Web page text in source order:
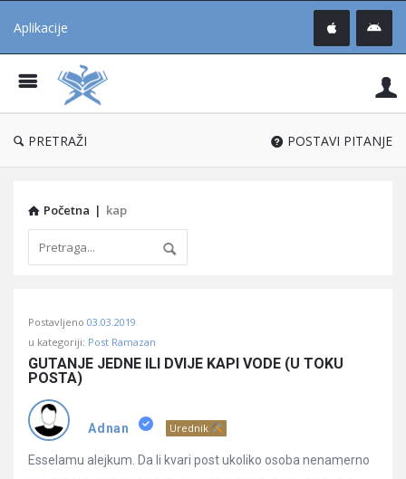
Aplikacije
®
PRETRAŽI POSTAVI PITANJE
Početna | kap
Učene
Latest
Pitanja
Postavljeno 03.03.2019
u kategoriji: Post Ramazan
GUTANJE JEDNE ILI DVIJE KAPI VODE (U TOKU
POSTA)
Adnan Urednik
Esselamu alejkum. Da li kvari post ukoliko osoba nenamerno